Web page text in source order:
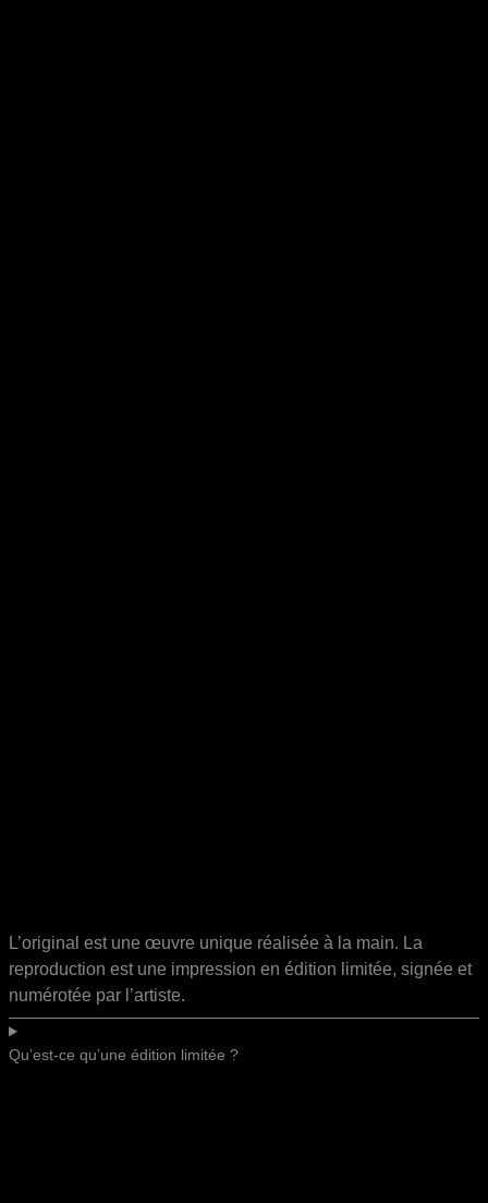
L’original est une œuvre unique réalisée à la main. La
reproduction est une impression en édition limitée, signée et
numérotée par l’artiste.
Qu’est-ce qu’une édition limitée ?